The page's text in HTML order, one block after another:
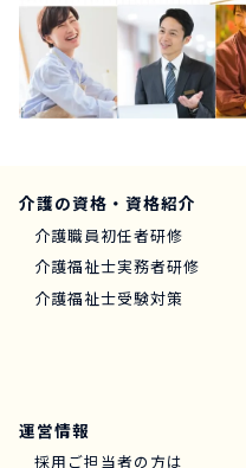
介護の資格・資格紹介
介護職員初任者研修
介護福祉士実務者研修
介護福祉士受験対策
運営情報
採用ご担当者の方は